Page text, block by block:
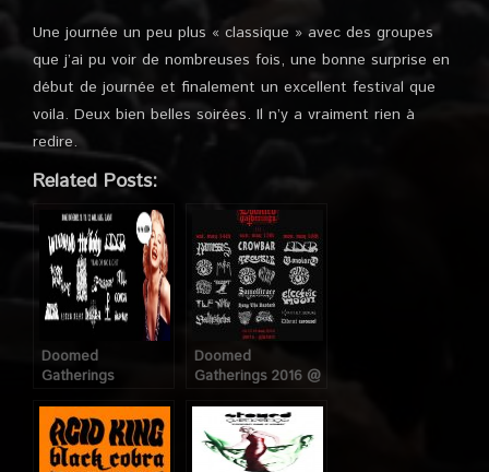
Une journée un peu plus « classique » avec des groupes
que j’ai pu voir de nombreuses fois, une bonne surprise en
début de journée et finalement un excellent festival que
voila. Deux bien belles soirées. Il n’y a vraiment rien à
redire.
Related Posts:
Doomed
Gatherings
le 19 Avril 2014
Doomed
Gatherings 2016 @
14 au 16 Mai 2016